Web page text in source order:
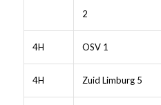
2
4H OSV 1
4H Zuid Limburg 5